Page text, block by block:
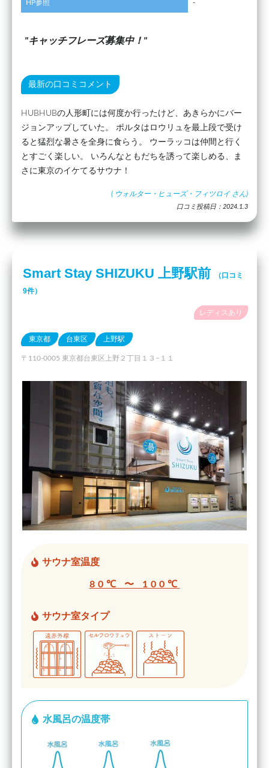
HP参照 -
キャッチフレーズ募集中！
最新の口コミコメント
HUBHUBの人形町には何度か行ったけど、あきらかにバー
ジョンアップしていた。 ポルタはロウリュを最上段で受け
ると猛烈な暑さを全身に食らう。 ウーラッコは仲間と行く
とすごく楽しい。 いろんなともだちを誘って楽しめる、ま
さに東京のイケてるサウナ！
( ウォルター・ヒューズ・フィツロイ さん)
口コミ投稿日：2024.1.3
Smart Stay SHIZUKU 上野駅前
（口コミ
9件）
レディスあり
東京都 台東区 上野駅
〒110-0005 東京都台東区上野２丁目１３−１１
サウナ室温度
80℃ 〜 100℃
サウナ室タイプ
水風呂の温度帯